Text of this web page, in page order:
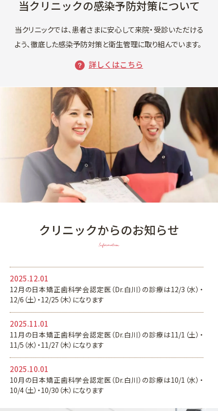
当クリニックの感染予防対策について
当クリニックでは、患者さまに安心して来院・受診いただける
よう、徹底した感染予防対策と衛生管理に取り組んでいます。
詳しくはこちら
クリニックからのお知らせ
Information
2025.12.01
12月の日本矯正歯科学会認定医（Dr.白川）の診療は12/3（水）・
12/6（土）・12/25（木）になります
2025.11.01
11月の日本矯正歯科学会認定医（Dr.白川）の診療は11/1（土）・
11/5（水）・11/27（木）になります
2025.10.01
10月の日本矯正歯科学会認定医（Dr.白川）の診療は10/1（水）・
10/4（土）・10/30（木）になります